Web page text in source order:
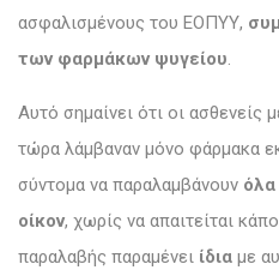
ασφαλισμένους του ΕΟΠΥΥ,
των φαρμάκων ψυγείου.
Αυτό σημαίνει ότι οι ασθενείς
τώρα λάμβαναν μόνο φάρμακα
σύντομα να παραλαμβάνουν
οίκον, χωρίς να απαιτείται
παραλαβής παραμένει ίδια με